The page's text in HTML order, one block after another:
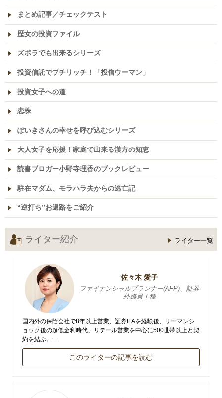
まとめ記事／チェックテスト
歴女の投資ファイル
ズボラでも出来るシリーズ
投資信託でプチリッチ！「投信ウーマン」
投資女子への道
恋株
ぽいきさんの幸せを呼び込むシリーズ
大人女子を応援！家庭で出来る漢方の知恵
読書ブロガー小野寺理香のブックレビュー
駐在マダム、モラハラ夫からの逃亡記
“逆打ち”お遍路をご紹介
ライター紹介 ライター一覧
佐々木 愛子
ファイナンシャルプランナー(AFP)、証券
外務員Ⅰ種
国内外の保険会社で8年以上営業、証券IFAを経験後、リーマンシ
ョック後の超低金利時代、リテール営業を中心に500世帯以上と契
約を結ぶ。...
このライターの記事を読む